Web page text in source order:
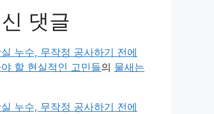
댓글
누수, 무작정 공사하기 전에
할 현실적인 고민들의 물새는
누수, 무작정 공사하기 전에